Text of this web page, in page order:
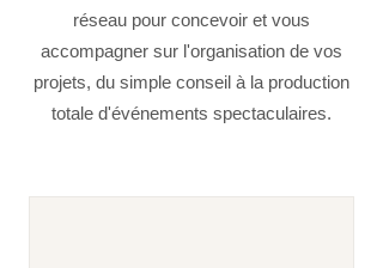
réseau pour concevoir et vous
accompagner sur l'organisation de vos
projets, du simple conseil à la production
totale d'événements spectaculaires.